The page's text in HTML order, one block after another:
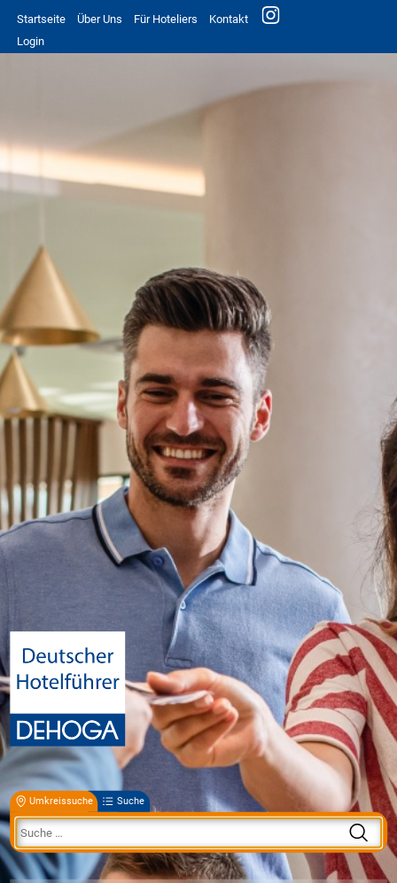
Startseite Über Uns Für Hoteliers
Kontakt
Login
Umkreissuche Suche